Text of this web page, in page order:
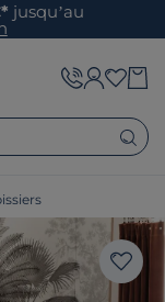
jusqu’au